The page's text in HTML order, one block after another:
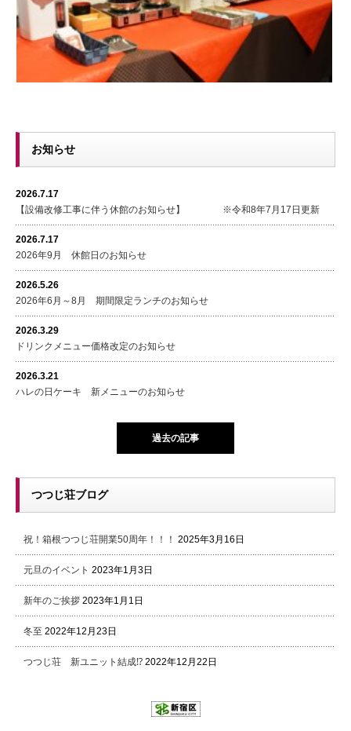
お知らせ
2026.7.17
【設備改修工事に伴う休館のお知らせ】 ※令和8年7月17日更新
2026.7.17
2026年9月 休館日のお知らせ
2026.5.26
2026年6月～8月 期間限定ランチのお知らせ
2026.3.29
ドリンクメニュー価格改定のお知らせ
2026.3.21
ハレの日ケーキ 新メニューのお知らせ
過去の記事
つつじ荘ブログ
祝！箱根つつじ荘開業50周年！！！ 2025年3月16日
元旦のイベント 2023年1月3日
新年のご挨拶 2023年1月1日
冬至 2022年12月23日
つつじ荘 新ユニット結成⁉ 2022年12月22日